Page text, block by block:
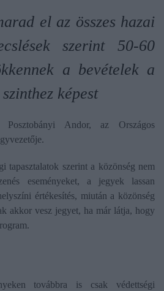
el az összes hazai
szerint 50-60
a bevételek a
képest
Posztobányi Andor, az Országos
tapasztalatok szerint a közönség nem
eseményeket, a jegyek lassan
értékesítés, miután a közönség
akkor vesz jegyet, ha már látja, hogy
továbbra is csak védettségi